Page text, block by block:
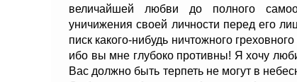
величайшей любви до полного
уничижения своей личности перед его
писк какого-нибудь ничтожного
ибо вы мне глубоко противны! Я хочу
Вас должно быть терпеть не могут в